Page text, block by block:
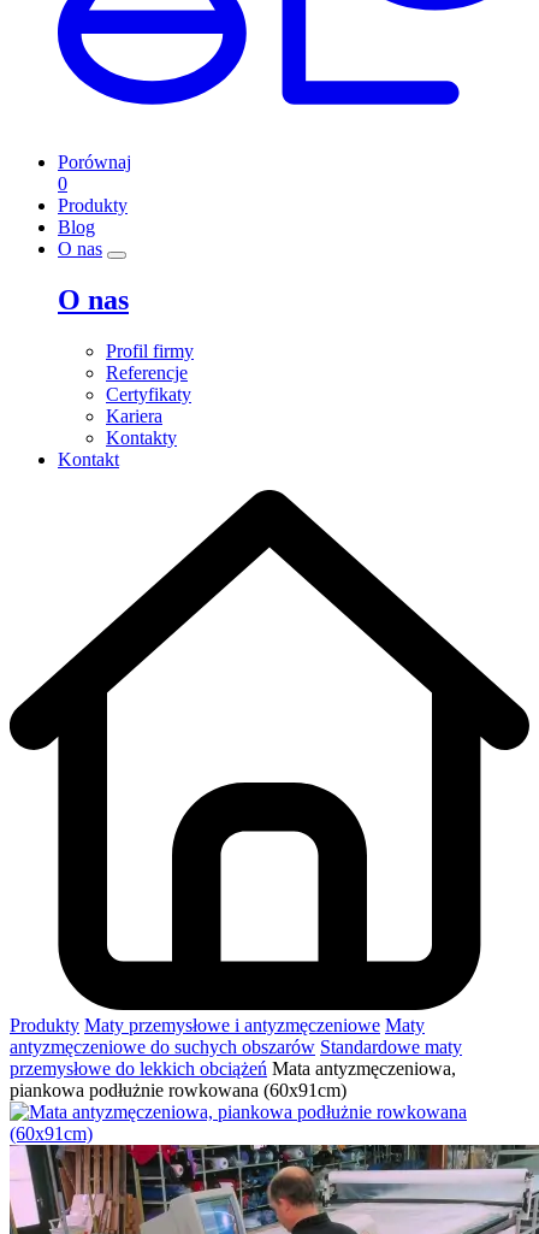
Porównaj
0
Produkty
Blog
O nas
O nas
Profil firmy
Referencje
Certyfikaty
Kariera
Kontakty
Kontakt
Produkty Maty przemysłowe i antyzmęczeniowe Maty
antyzmęczeniowe do suchych obszarów Standardowe maty
przemysłowe do lekkich obciążeń Mata antyzmęczeniowa,
piankowa podłużnie rowkowana (60x91cm)